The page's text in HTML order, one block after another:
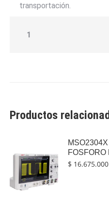
transportación.
1
Productos
FOSFORO
$ 16.675.000